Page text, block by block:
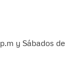
y Sábados de